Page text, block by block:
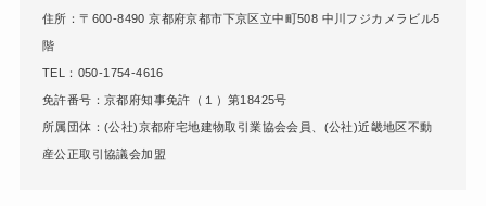
住所：〒600-8490 京都府京都市下京区立中町508 中川フジカメラビル5
階
TEL：050-1754-4616
免許番号：京都府知事免許（１）第18425号
所属団体：(公社)京都府宅地建物取引業協会会員、(公社)近畿地区不動
産公正取引協議会加盟